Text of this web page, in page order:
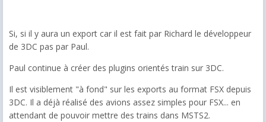
Si, si il y aura un export car il est fait par Richard le développeur
de 3DC pas par Paul.
Paul continue à créer des plugins orientés train sur 3DC.
Il est visiblement "à fond" sur les exports au format FSX depuis
3DC. Il a déjà réalisé des avions assez simples pour FSX... en
attendant de pouvoir mettre des trains dans MSTS2.